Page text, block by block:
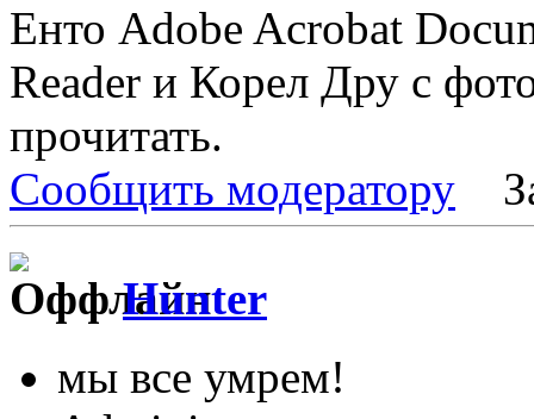
Енто Adobe Acrobat
Reader и Корел Дру с
прочитать.
Сообщить модератору
Hunter
мы все умрем!